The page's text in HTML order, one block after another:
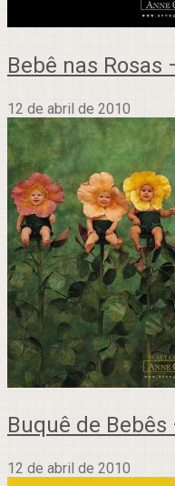
Bebê nas Rosas
12 de abril de 2010
Buquê de
12 de abril de 2010